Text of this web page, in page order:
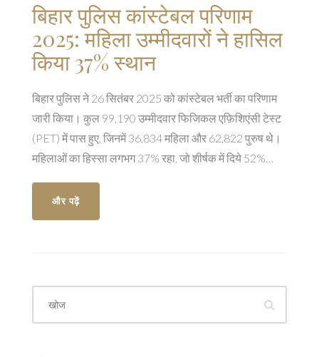
बिहार पुलिस कांस्टेबल परिणाम
2025: महिला उम्मीदवारों ने हासिल
किया 37% स्थान
बिहार पुलिस ने 26 सितंबर 2025 को कांस्टेबल भर्ती का परिणाम
जारी किया। कुल 99,190 उम्मीदवार फिजिकल एफ़िशिएंसी टेस्ट
(PET) में पास हुए, जिनमें 36,834 महिला और 62,822 पुरुष थे।
महिलाओं का हिस्सा लगभग 37% रहा, जो शीर्षक में दिये 52%
16 जुलाई‑3 अगस्त तक हुई थी।
और पढ़ें